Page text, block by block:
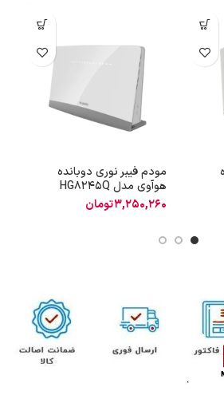
مودم فیبر نوری دوبانده
هوآوی مدل HG8245Q
3,250,260تومان